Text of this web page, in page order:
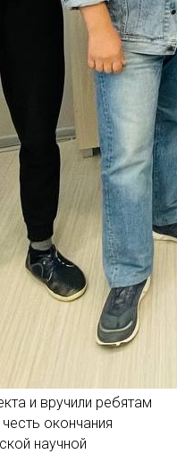
и вручили ребятам
окончания
научной